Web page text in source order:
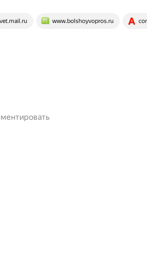
www.bolshoyvopros.ru